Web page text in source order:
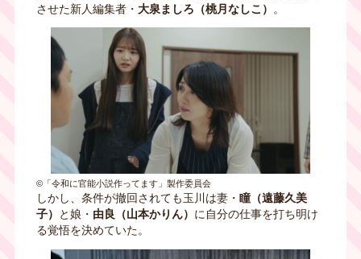
させた新人編集者・ 大泉ましろ（桃月なしこ） 。
©「令和に官能小説作ってます」製作委員会
しかし、条件が撤回されても玉川は妻・ 瞳（遠藤久美
子）
と娘・ 由良（山本かりん） に自分の仕事を打ち明け
る覚悟を決めていた。